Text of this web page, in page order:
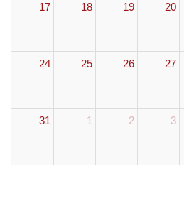
17 18 19 20
24 25 26 27
31 1 2 3